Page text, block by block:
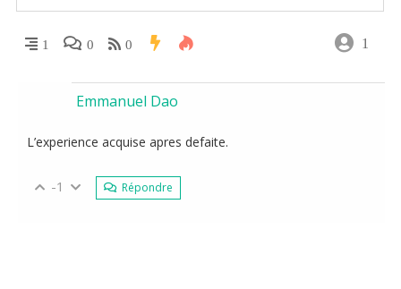
1 0 0 1
Emmanuel Dao
L’experience acquise apres defaite.
-1 Répondre